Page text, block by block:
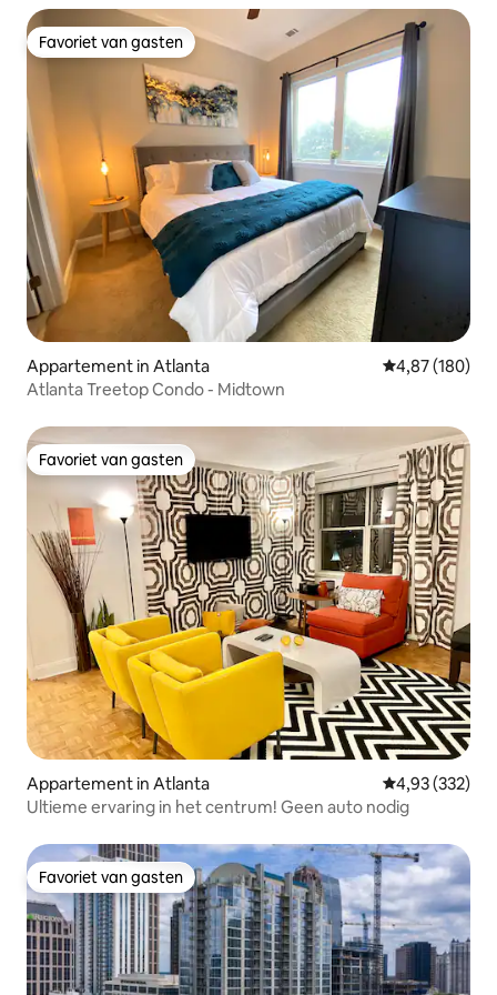
Favoriet van gasten
Favoriet van gasten
Appartement in Atlanta Gemiddelde
4,87 (180)
Atlanta Treetop Condo - Midtown
Favoriet van gasten
Favoriet van gasten
Appartement in Atlanta Gemiddelde
4,93 (332)
Ultieme ervaring in het centrum! Geen auto nodig
Favoriet van gasten
Favoriet van gasten